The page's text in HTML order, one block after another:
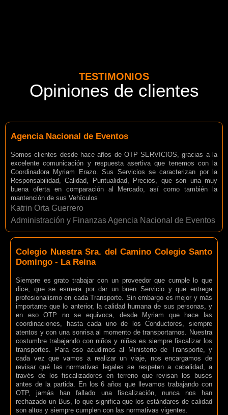
TESTIMONIOS
Opiniones de clientes
Agencia Nacional de Eventos
Somos clientes desde hace años de OTP SERVICIOS, gracias a la
excelente comunicación y respuesta asertiva que tenemos con la
Coordinadora Myriam Erazo. Sus Servicios se caracterizan por la
Responsabilidad, Calidad, Puntualidad, Precios, que son una muy
buena oferta en comparación al Mercado, así como también la
mantención de sus Vehículos
Katrin Orta Guerrero
Administración y Finanzas Agencia Nacional de Eventos
Colegio Nuestra Sra. del Camino Colegio Santo
Domingo - La Reina
Siempre es grato trabajar con un proveedor que cumple lo que
dice, que se esmera por dar un buen Servicio y que entrega
profesionalismo en cada Transporte. Sin embargo es mejor y más
importante que lo anterior, la calidad humana de sus personas, y
en eso OTP no se equivoca, desde Myriam que hace las
coordinaciones, hasta cada uno de los Conductores, siempre
atentos y con una sonrisa al momento de transportarnos. Nuestra
costumbre trabajando con niños y niñas es siempre fiscalizar los
transportes. Para eso acudimos al Ministerio de Transporte, y
cada vez que vamos a realizar un viaje, nos encargamos de
revisar qué las normativas legales se respeten a cabalidad, a
través de los fiscalizadores en terreno que revisan los buses
antes de la partida. En los 6 años que llevamos trabajando con
OTP, jamás han fallado una fiscalización, nunca nos han
rechazado un Bus, lo que significa que los estándares de calidad
son altos y siempre cumplen con las normativas vigentes.